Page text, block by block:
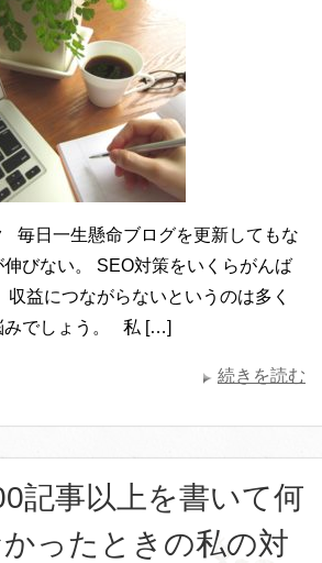
毎日一生懸命ブログを更新してもな
びない。 SEO対策をいくらがんば
収益につながらないというのは多く
みでしょう。 私 […]
続きを読む
記事以上を書いて何
ったときの私の対